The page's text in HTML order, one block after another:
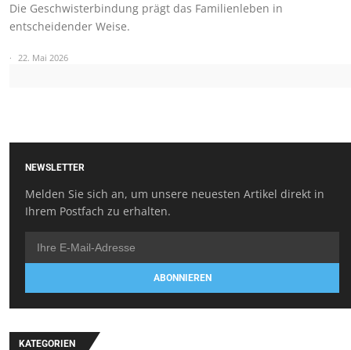
Die Geschwisterbindung prägt das Familienleben in
entscheidender Weise.
22. Mai 2026
NEWSLETTER
Melden Sie sich an, um unsere neuesten Artikel direkt in
Ihrem Postfach zu erhalten.
ABONNIEREN
KATEGORIEN